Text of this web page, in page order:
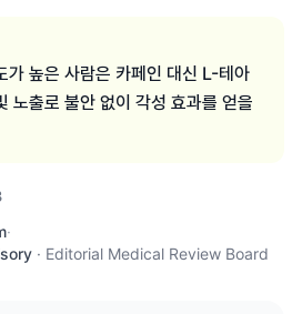
가 높은 사람은 카페인 대신 L-테아
노출로 불안 없이 각성 효과를 얻을
·
· Editorial Medical Review Board